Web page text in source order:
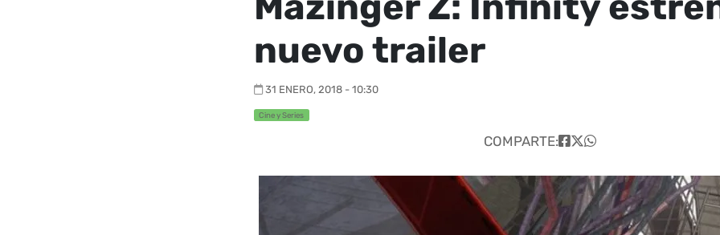
nuevo trailer
31 ENERO, 2018 - 10:30
Cine y Series
COMPARTE: